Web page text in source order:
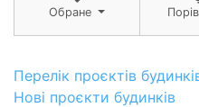
Обране
Перелік проєктів
Нові проєкти будинків